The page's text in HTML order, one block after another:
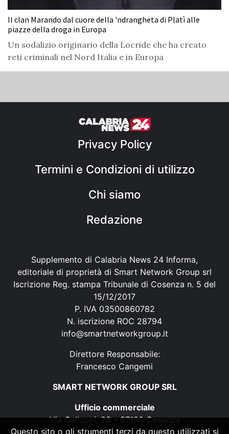
Il clan Marando dal cuore della 'ndrangheta di Platì alle
piazze della droga in Europa
Un sodalizio originario della Locride che ha creato
reti criminali nel Nord Italia e in Europa
Privacy Policy
Termini e Condizioni di utilizzo
Chi siamo
Redazione
Supplemento di Calabria News 24 Informa,
editoriale di proprietà di Smart Network Group srl
Iscrizione Reg. stampa Tribunale di Cosenza n. 5 del
15/12/2017
P. IVA 03500860782
N. iscrizione ROC 28794
info@smartnetworkgroup.it
Direttore Responsabile:
Francesco Cangemi
SMART NETWORK GROUP SRL
Ufficio commerciale
Via Galluppi, 26 – 87100 Cosenza
P. IVA 03500860782
Questo sito o gli strumenti terzi da questo utilizzati si